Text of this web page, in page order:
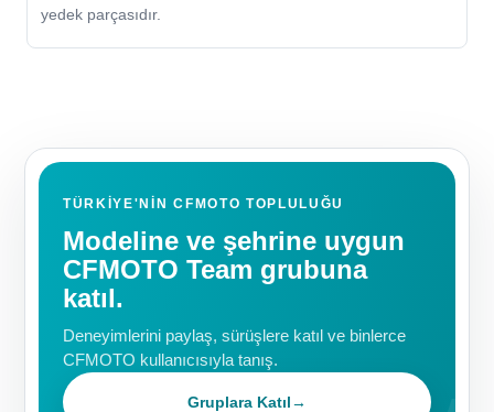
yedek parçasıdır.
TÜRKIYE'NIN CFMOTO TOPLULUĞU
Modeline ve şehrine uygun
CFMOTO Team grubuna
katıl.
Deneyimlerini paylaş, sürüşlere katıl ve binlerce
CFMOTO kullanıcısıyla tanış.
Gruplara Katıl→